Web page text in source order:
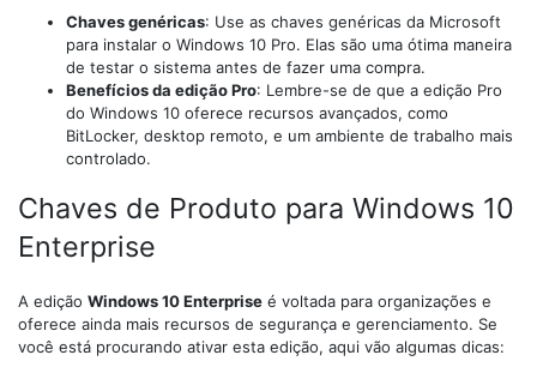
Chaves genéricas: Use as chaves genéricas da Microsoft
para instalar o Windows 10 Pro. Elas são uma ótima maneira
de testar o sistema antes de fazer uma compra.
Benefícios da edição Pro: Lembre-se de que a edição Pro
do Windows 10 oferece recursos avançados, como
BitLocker, desktop remoto, e um ambiente de trabalho mais
controlado.
Chaves de Produto para Windows 10
Enterprise
A edição Windows 10 Enterprise é voltada para organizações e
oferece ainda mais recursos de segurança e gerenciamento. Se
você está procurando ativar esta edição, aqui vão algumas dicas: